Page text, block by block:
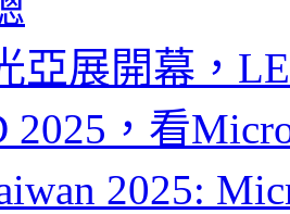
亞展開幕，
2025，看
2025: